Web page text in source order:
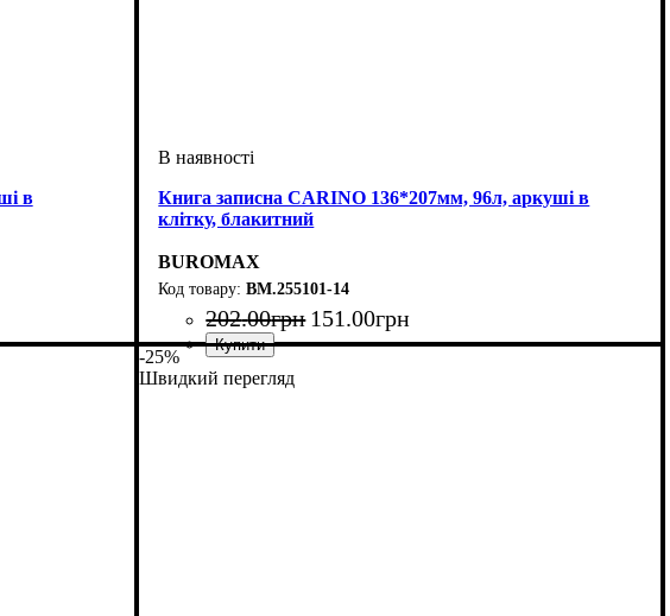
в
Книга записна CARINO 136*207мм, 96л, аркуші в
клітку, блакитний
BUROMAX
BM.255101-14
202.00грн 151.00грн
-25%
Швидкий перегляд